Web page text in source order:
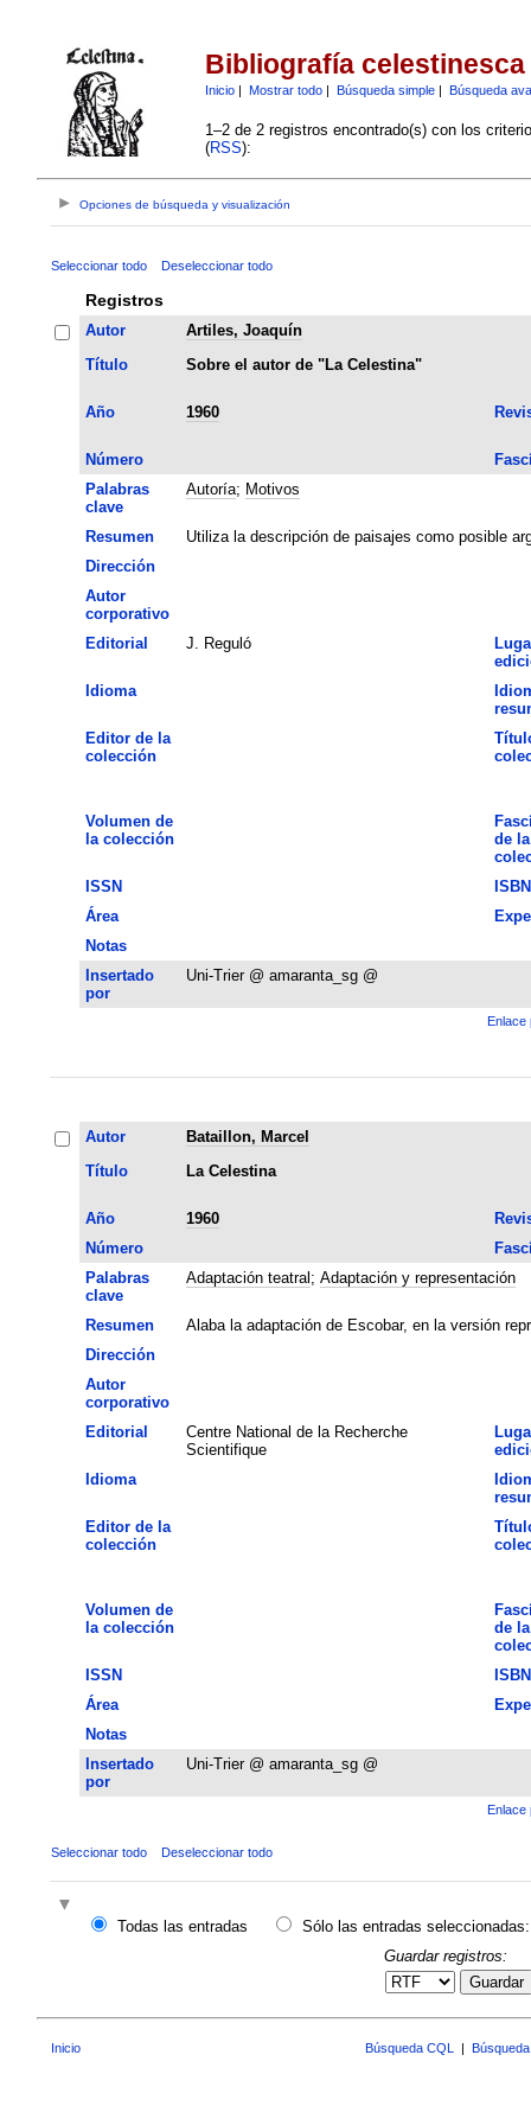
Bibliografía celestinesca
Inicio| Mostrar todo| Búsqueda simple| Búsqueda
1–2 de 2 registros encontrado(s) con los
(RSS):
Opciones de búsqueda y visualización
Seleccionar todo Deseleccionar todo
Registros
Autor
Artiles, Joaquín
Título
Sobre el autor de "La Celestina"
Año 1960
Número
Palabras
clave
Autoría; Motivos
Resumen
Utiliza la descripción de paisajes como posible
Dirección
Autor
corporativo
Editorial
J. Reguló
Idioma
Editor de la
colección
Volumen de
la colección
de la
ISSN
ISBN
Área
Notas
Insertado
por
Uni-Trier @ amaranta_sg @
Enlace
Autor
Bataillon, Marcel
Título
La Celestina
Año 1960
Número
Palabras
clave
Adaptación teatral ; Adaptación y representación
Resumen
Alaba la adaptación de Escobar, en la versión
Dirección
Autor
corporativo
Editorial
Centre National de la Recherche
Scientifique
Idioma
Editor de la
colección
Volumen de
la colección
de la
ISSN
ISBN
Área
Notas
Insertado
por
Uni-Trier @ amaranta_sg @
Enlace
Seleccionar todo Deseleccionar todo
Todas las entradas
Sólo las entradas seleccionadas:
Guardar registros:
Guardar
Inicio Búsqueda CQL